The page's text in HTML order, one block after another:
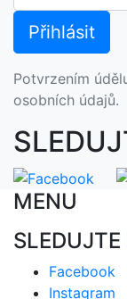
Potvrzením
osobních údajů.
MENU
Facebook
Instagram